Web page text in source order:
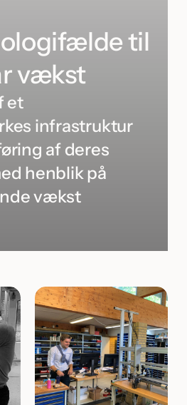
til
vækst
et
infrastruktur
af deres
henblik på
vækst